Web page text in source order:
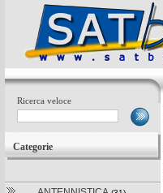
Ricerca veloce
Categorie